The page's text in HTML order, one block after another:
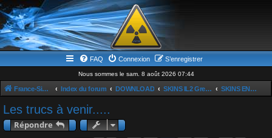
FAQ Connexion S’enregistrer
Nous sommes le sam. 8 août 2026 07:44
France-Simulation / Simulation-france-magazine.com Index du forum DOWNLOAD SKINS IL2 Great Baattle SKINS EN DEVENIR
Les trucs à venir.....
Répondre